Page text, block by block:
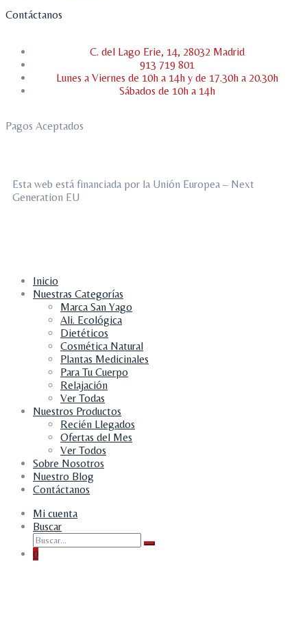
Contáctanos
C. del Lago Erie, 14, 28032 Madrid
913 719 801
Lunes a Viernes de 10h a 14h y de 17.30h a 20.30h
Sábados de 10h a 14h
Pagos Aceptados
Esta web está financiada por la Unión Europea – Next
Generation EU
Inicio
Nuestras Categorías
Marca San Yago
Ali. Ecológica
Dietéticos
Cosmética Natural
Plantas Medicinales
Para Tu Cuerpo
Relajación
Ver Todas
Nuestros Productos
Recién Llegados
Ofertas del Mes
Ver Todos
Sobre Nosotros
Nuestro Blog
Contáctanos
Mi cuenta
Buscar
0